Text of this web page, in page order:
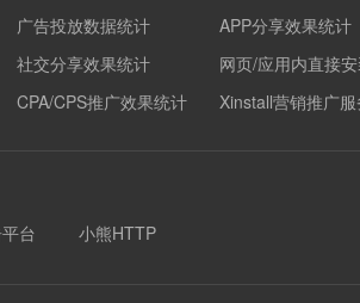
广告投放数据统计
APP分享效果统计
社交分享效果统计
网页/应用内直接
CPA/CPS推广效果统计
Xinstall营销推广
台 小熊HTTP